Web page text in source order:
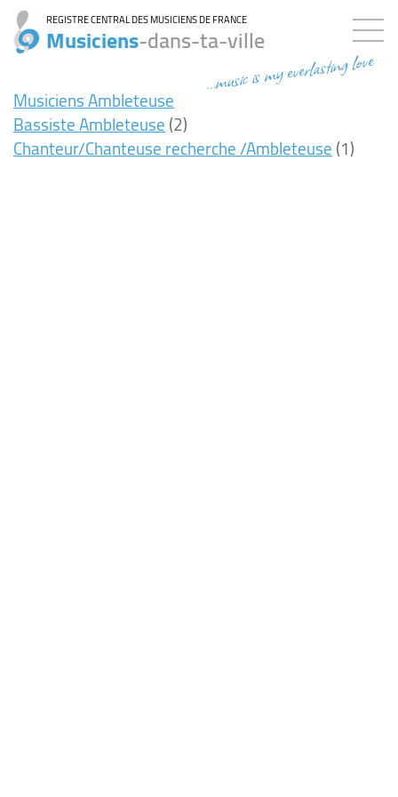
REGISTRE CENTRAL DES MUSICIENS DE FRANCE
Musiciens-dans-ta-ville
...music is my everlasting love
Musiciens Ambleteuse
Bassiste Ambleteuse(2)
Chanteur/Chanteuse recherche /Ambleteuse(1)